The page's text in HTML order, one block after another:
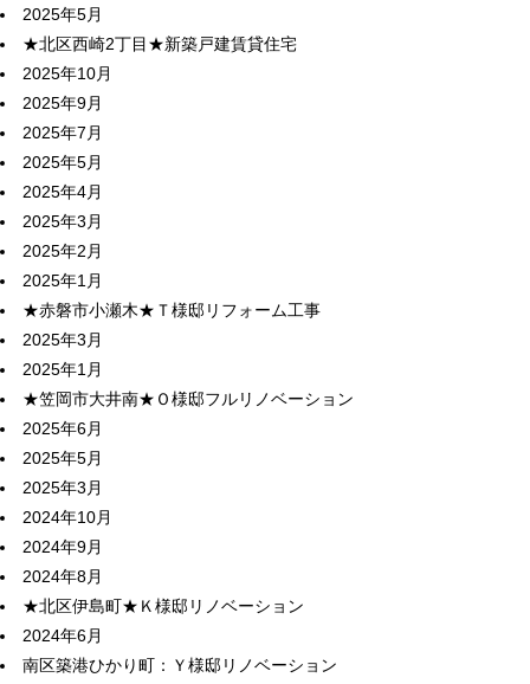
2025年5月
★北区西崎2丁目★新築戸建賃貸住宅
2025年10月
2025年9月
2025年7月
2025年5月
2025年4月
2025年3月
2025年2月
2025年1月
★赤磐市小瀬木★Ｔ様邸リフォーム工事
2025年3月
2025年1月
★笠岡市大井南★Ｏ様邸フルリノベーション
2025年6月
2025年5月
2025年3月
2024年10月
2024年9月
2024年8月
★北区伊島町★Ｋ様邸リノベーション
2024年6月
南区築港ひかり町：Ｙ様邸リノベーション